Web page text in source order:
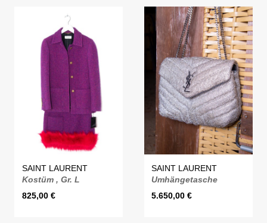
SAINT LAURENT
Kostüm , Gr. L
825,00 €
SAINT LAURENT
Umhängetasche
5.650,00€